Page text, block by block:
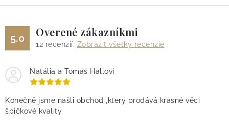
5.0 Overené zákazníkmi
12 recenzií. Zobraziť všetky recenzie
Natália a Tomáš Hallovi
Konečně jsme našli obchod ,který prodává krásné věci
špičkové kvality